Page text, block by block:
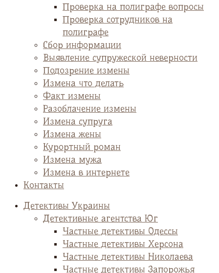
Проверка на полиграфе вопросы
Проверка сотрудников на
полиграфе
Сбор информации
Выявление супружеской неверности
Подозрение измены
Измена что делать
Факт измены
Разоблачение измены
Измена супруга
Измена жены
Курортный роман
Измена мужа
Измена в интернете
Контакты
Детективы Украины
Детективные агентства Юг
Частные детективы Одессы
Частные детективы Херсона
Частные детективы Николаева
Частные детективы Запорожья